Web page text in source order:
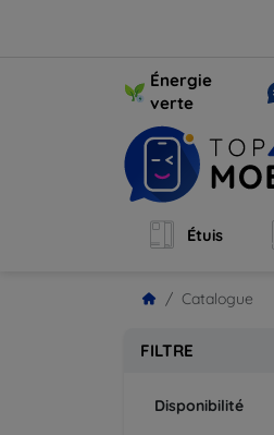
Énergie
verte
Étuis
Catalogue
FILTRE
Disponibilité